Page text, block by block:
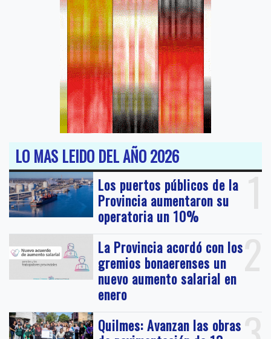
LO MAS LEIDO DEL AÑO 2026
1
Los puertos públicos de la
Provincia aumentaron su
operatoria un 10%
2
La Provincia acordó con los
gremios bonaerenses un
nuevo aumento salarial en
enero
Quilmes: Avanzan las obras